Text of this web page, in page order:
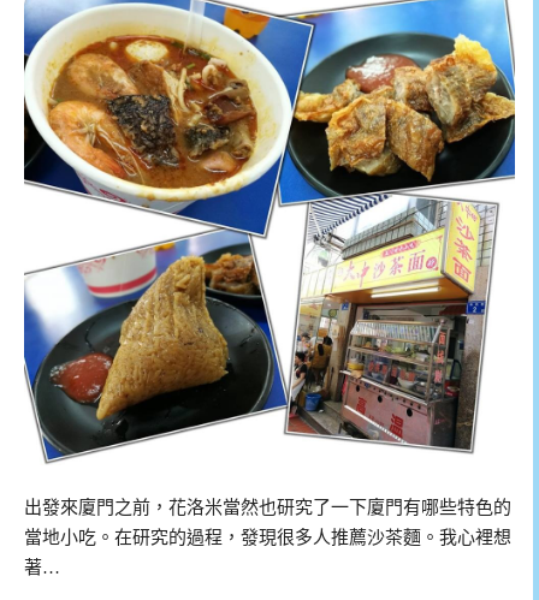
出發來廈門之前，花洛米當然也研究了一下廈門有哪些特色的
當地小吃。在研究的過程，發現很多人推薦沙茶麵。我心裡想
著…